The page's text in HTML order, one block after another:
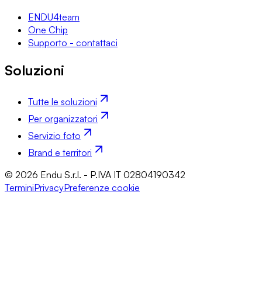
ENDU4team
One Chip
Supporto - contattaci
Soluzioni
Tutte le soluzioni
Per organizzatori
Servizio foto
Brand e territori
© 2026 Endu S.r.l. - P.IVA IT 02804190342
TerminiPrivacyPreferenze cookie